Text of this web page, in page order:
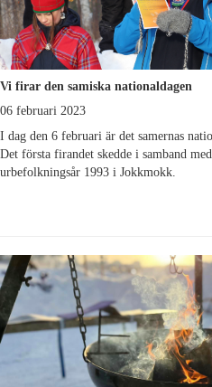
Vi firar den samiska nationaldagen
06 februari 2023
I dag den 6 februari är det samernas
Det första firandet skedde i samband
urbefolkningsår 1993 i Jokkmokk.